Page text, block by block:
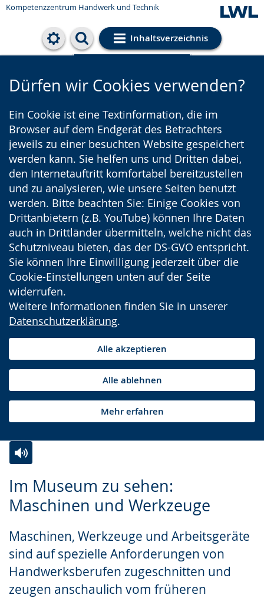
Kompetenzzentrum Handwerk und Technik
Inhaltsverzeichnis
Cookie-Einstellungen
Dürfen wir Cookies verwenden?
Ein Cookie ist eine Textinformation, die im
Browser auf dem Endgerät des Betrachters
jeweils zu einer besuchten Website gespeichert
werden kann. Sie helfen uns und Dritten dabei,
den Internetauftritt komfortabel bereitzustellen
und zu analysieren, wie unsere Seiten benutzt
werden. Bitte beachten Sie: Einige Cookies von
Drittanbietern (z.B. YouTube) können Ihre Daten
auch in Drittländer übermitteln, welche nicht das
Schutzniveau bieten, das der DS-GVO entspricht.
Sie können Ihre Einwilligung jederzeit über die
Cookie-Einstellungen unten auf der Seite
widerrufen.
Weitere Informationen finden Sie in unserer
Datenschutzerklärung.
Alle akzeptieren
Alle ablehnen
Mehr erfahren
Im Museum zu sehen:
Maschinen und Werkzeuge
Maschinen, Werkzeuge und Arbeitsgeräte
sind auf spezielle Anforderungen von
Handwerksberufen zugeschnitten und
zeugen anschaulich vom früheren
Leichten
Sprache
Audio-
Unterstützung.
Video
in
Gebärdensprache
wird
angezeigt.